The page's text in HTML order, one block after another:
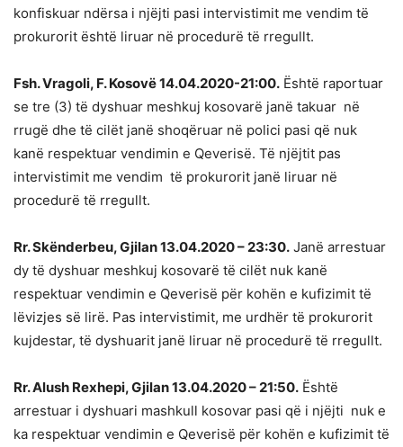
konfiskuar ndërsa i njëjti pasi intervistimit me vendim të
prokurorit është liruar në procedurë të rregullt.
Fsh. Vragoli, F. Kosovë 14.04.2020-21:00. Është raportuar
se tre (3) të dyshuar meshkuj kosovarë janë takuar në
rrugë dhe të cilët janë shoqëruar në polici pasi që nuk
kanë respektuar vendimin e Qeverisë. Të njëjtit pas
intervistimit me vendim të prokurorit janë liruar në
procedurë të rregullt.
Rr. Skënderbeu, Gjilan 13.04.2020 – 23:30. Janë arrestuar
dy të dyshuar meshkuj kosovarë të cilët nuk kanë
respektuar vendimin e Qeverisë për kohën e kufizimit të
lëvizjes së lirë. Pas intervistimit, me urdhër të prokurorit
kujdestar, të dyshuarit janë liruar në procedurë të rregullt.
Rr. Alush Rexhepi, Gjilan 13.04.2020 – 21:50. Është
arrestuar i dyshuari mashkull kosovar pasi që i njëjti nuk e
ka respektuar vendimin e Qeverisë për kohën e kufizimit të